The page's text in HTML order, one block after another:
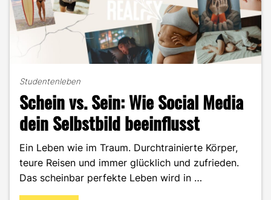
Studentenleben
Schein vs. Sein: Wie Social Media
dein Selbstbild beeinflusst
Ein Leben wie im Traum. Durchtrainierte Körper,
teure Reisen und immer glücklich und zufrieden.
Das scheinbar perfekte Leben wird in …